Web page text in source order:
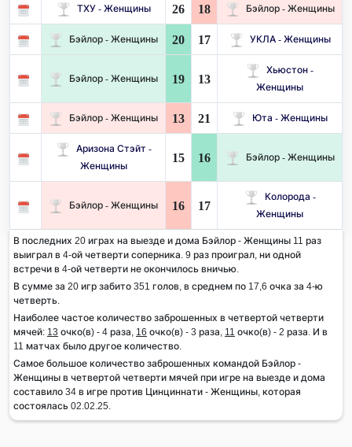
ТХУ - Женщины 26 18 Бэйлор - Женщины
Бэйлор - Женщины 20 17 УКЛА - Женщины
Бэйлор - Женщины 19 13
Хьюстон -
Женщины
Бэйлор - Женщины 13 21 Юта - Женщины
Аризона Стэйт -
Женщины
15 16 Бэйлор - Женщины
Бэйлор - Женщины 16 17
Колорода -
Женщины
В последних 20 играх на выезде и дома Бэйлор - Женщины 11 раз
выиграл в 4-ой четверти соперника. 9 раз проиграл, ни одной
встречи в 4-ой четверти не окончилось вничью.
В сумме за 20 игр забито 351 голов, в среднем по 17,6 очка за 4-ю
четверть.
Наиболее частое количество заброшенных в четвертой четверти
мячей: 13 очко(в) - 4 раза, 16 очко(в) - 3 раза, 11 очко(в) - 2 раза. И в
11 матчах было другое количество.
Самое большое количество заброшенных командой Бэйлор -
Женщины в четвертой четверти мячей при игре на выезде и дома
составило 34 в игре против Цинциннати - Женщины, которая
состоялась 02.02.25.